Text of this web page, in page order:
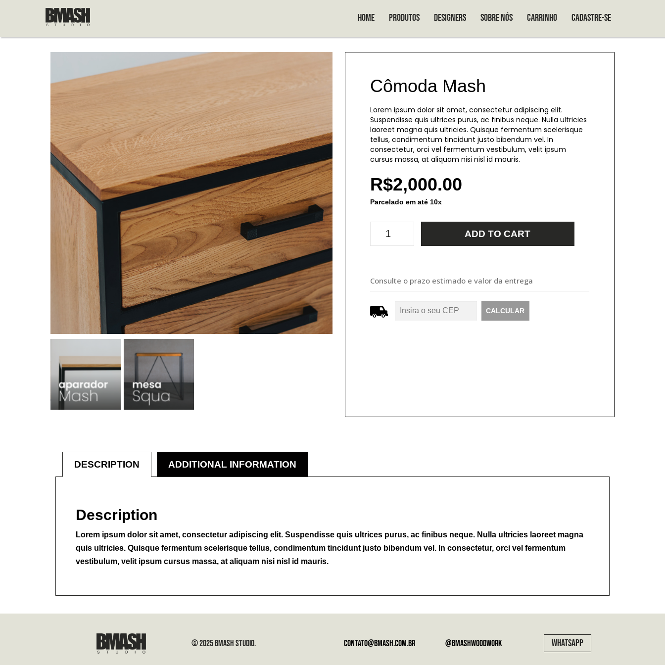
Pular para o conteúdo
Home Produtos Designers Sobre nós Carrinho Cadastre-se
Cômoda Mash
Lorem ipsum dolor sit amet, consectetur adipiscing elit.
Suspendisse quis ultrices purus, ac finibus neque. Nulla ultricies
laoreet magna quis ultricies. Quisque fermentum scelerisque
tellus, condimentum tincidunt justo bibendum vel. In
consectetur, orci vel fermentum vestibulum, velit ipsum
cursus massa, at aliquam nisi nisl id mauris.
R$2,000.00
Parcelado em até 10x
ADD TO CART
Consulte o prazo estimado e valor da entrega
DESCRIPTION ADDITIONAL INFORMATION
Description
Lorem ipsum dolor sit amet, consectetur adipiscing elit. Suspendisse quis ultrices purus, ac finibus neque. Nulla ultricies laoreet magna
quis ultricies. Quisque fermentum scelerisque tellus, condimentum tincidunt justo bibendum vel. In consectetur, orci vel fermentum
vestibulum, velit ipsum cursus massa, at aliquam nisi nisl id mauris.
© 2025 BMASH STUDIO. contato@bmash.com.br @bmashwoodwork WHATSAPP